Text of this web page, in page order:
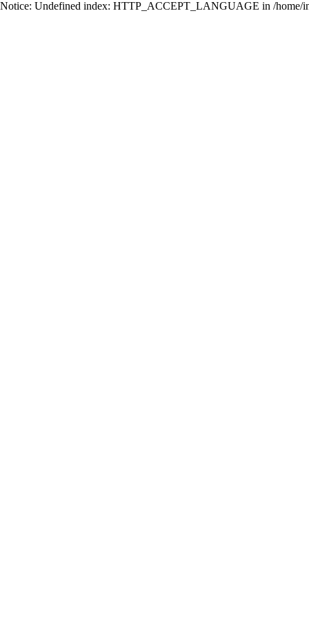
Notice: Undefined index: HTTP_ACCEPT_LANGUAGE in /home/